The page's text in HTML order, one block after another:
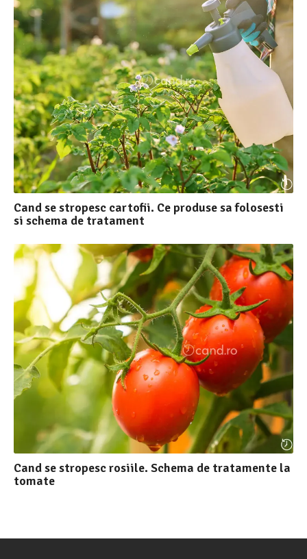
Cand se stropesc cartofii. Ce produse sa folosesti
si schema de tratament
Cand se stropesc rosiile. Schema de tratamente la
tomate